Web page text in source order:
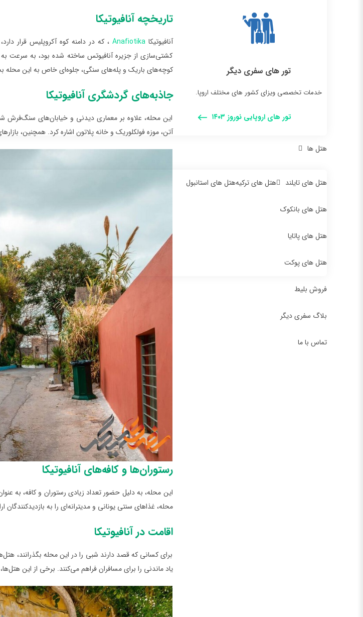
تور های سفری دیگر
خدمات تخصصی ویزای کشور های مختلف اروپا.
تور های اروپایی نوروز ۱۴۰۳
هتل ها
هتل های تایلند
هتل های بانکوک
هتل های پاتایا
هتل های پوکت
هتل های ترکیههتل های استانبول
فروش بلیط
بلاگ سفری دیگر
تماس با ما
تاریخچه آنافیوتیکا
آنافیوتیکاAnafiotika
کشتی‌سازی از جزیره آنافیوتس ساخته شده بود، به سرعت
کوچه‌های باریک و پله‌های سنگی، جلوه‌ای خاص به این
جاذبه‌های گردشگری آنافیوتیکا
این محله، علاوه بر معماری دیدنی و خیابان‌های سنگ‌فرش
آتن، موزه فولکلوریک و خانه پلاتون اشاره کرد. همچنین،
رستوران‌ها و کافه‌های آنافیوتیکا
این محله، به دلیل حضور تعداد زیادی رستوران و کافه، به
محله، غذاهای سنتی یونانی و مدیترانه‌ای را به
اقامت در آنافیوتیکا
برای کسانی که قصد دارند شبی را در این محله بگذرانند،
یاد ماندنی را برای مسافران فراهم می‌کنند. برخی از این